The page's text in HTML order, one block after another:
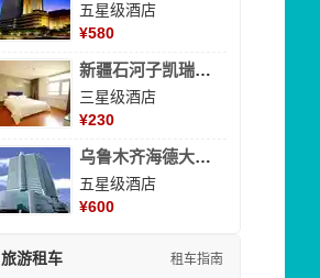
五星级酒店
¥580
新疆石河子凯瑞酒店
三星级酒店
¥230
乌鲁木齐海德大酒店
五星级酒店
¥600
旅游租车 租车指南